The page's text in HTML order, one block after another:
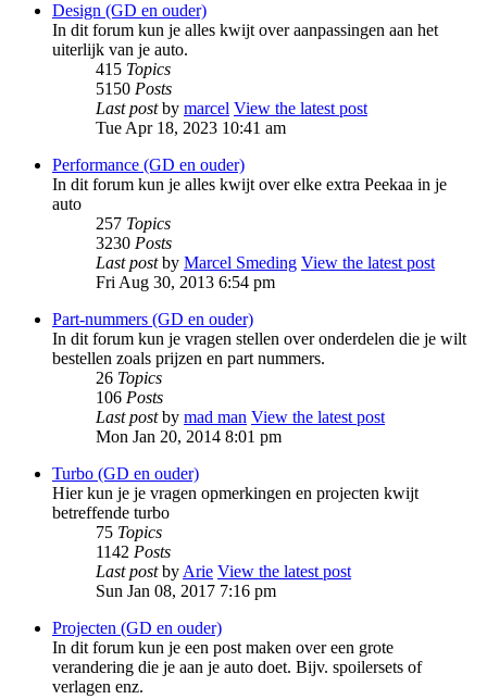
Design (GD en ouder)
In dit forum kun je alles kwijt over aanpassingen aan het
uiterlijk van je auto.
415 Topics
5150 Posts
Last postby marcel View the latest post
Tue Apr 18, 2023 10:41 am
Performance (GD en ouder)
In dit forum kun je alles kwijt over elke extra Peekaa in je
auto
257 Topics
3230 Posts
Last postby Marcel Smeding View the latest post
Fri Aug 30, 2013 6:54 pm
Part-nummers (GD en ouder)
In dit forum kun je vragen stellen over onderdelen die je wilt
bestellen zoals prijzen en part nummers.
26 Topics
106 Posts
Last postby mad man View the latest post
Mon Jan 20, 2014 8:01 pm
Turbo (GD en ouder)
Hier kun je je vragen opmerkingen en projecten kwijt
betreffende turbo
75 Topics
1142 Posts
Last postbyArie View the latest post
Sun Jan 08, 2017 7:16 pm
Projecten (GD en ouder)
In dit forum kun je een post maken over een grote
verandering die je aan je auto doet. Bijv. spoilersets of
verlagen enz.